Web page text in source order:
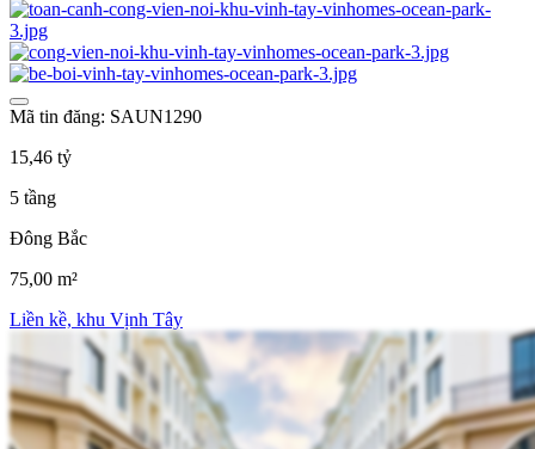
Mã tin đăng: SAUN1290
15,46 tỷ
5 tầng
Đông Bắc
75,00 m²
Liền kề, khu Vịnh Tây